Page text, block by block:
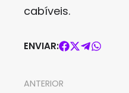
cabíveis.
ENVIAR:
ANTERIOR